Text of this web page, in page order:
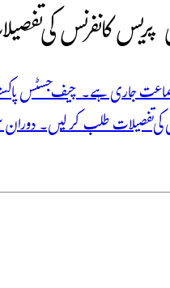
کانفرنس کی
جاری ہے۔ چیف جسٹس
تفصیلات طلب کر لیں۔